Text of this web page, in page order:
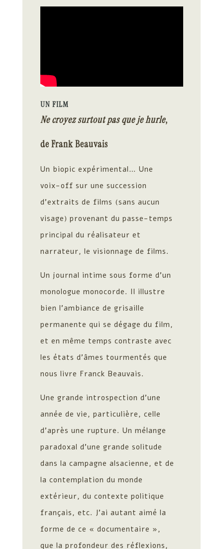
UN FILM
Ne croyez surtout pas que je hurle,
de Frank Beauvais
Un biopic expérimental… Une
voix-off sur une succession
d’extraits de films (sans aucun
visage) provenant du passe-temps
principal du réalisateur et
narrateur, le visionnage de films.
Un journal intime sous forme d’un
monologue monocorde. Il illustre
bien l’ambiance de grisaille
permanente qui se dégage du film,
et en même temps contraste avec
les états d’âmes tourmentés que
nous livre Franck Beauvais.
Une grande introspection d’une
année de vie, particulière, celle
d’après une rupture. Un mélange
paradoxal d’une grande solitude
dans la campagne alsacienne, et de
la contemplation du monde
extérieur, du contexte politique
français, etc. J’ai autant aimé la
forme de ce « documentaire »,
que la profondeur des réflexions,